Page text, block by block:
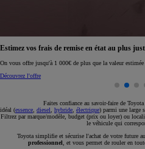
Réservez en ligne votre occasion pour 1€
Réservez en ligne
Faites confiance au savoir-faire de
idéal (essence diesel hybride électrique) parmi une large
Filtrez par marque/modèle, budget (prix ou loyer) ou
le véhicule qui
Toyota simplifie et sécurise l'achat de votre future
professionnel , et vous permet de rouler en